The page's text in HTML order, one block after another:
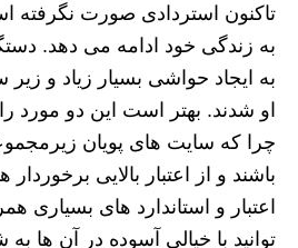
تاکنون استردادی صورت نگرفته
به زندگی خود ادامه می دهد.
به ایجاد حواشی بسیار زیاد و
او شدند. بهتر است این دو مورد را
چرا که سایت های پویان
باشند و از اعتبار بالایی
اعتبار و استاندارد های بسیاری
توانید با خیالی آسوده در آن ها